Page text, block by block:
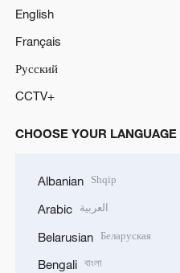
English
Français
Русский
CCTV+
CHOOSE YOUR LANGUAGE
Albanian Shqip
Arabic العربية
Belarusian Беларуская
Bengali বাংলা